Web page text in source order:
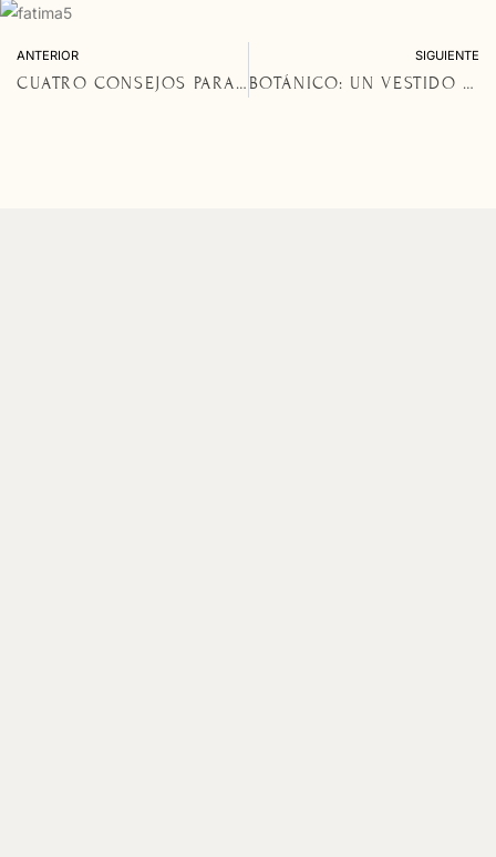
ANTERIOR
CUATRO CONSEJOS PARA ESCOGER TU VESTIDO DE NOVIA
SIGUIENTE
BOTÁNICO: UN VESTIDO DE NOVIA DE CUENTO